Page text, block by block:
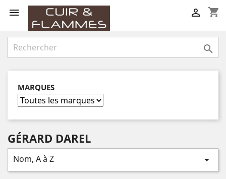
 shopping_cart


MARQUES
GÉRARD DAREL
Nom, A à Z 